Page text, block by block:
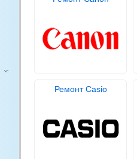
Ремонт Casio